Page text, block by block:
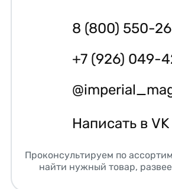
8 (800) 550-
+7 (926) 049-
Написать в VK
Проконсультируем по
найти нужный товар,